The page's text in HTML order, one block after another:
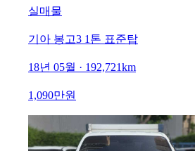
실매물
기아 봉고3 1톤 표준탑
18년 05월 · 192,721km
1,090만원